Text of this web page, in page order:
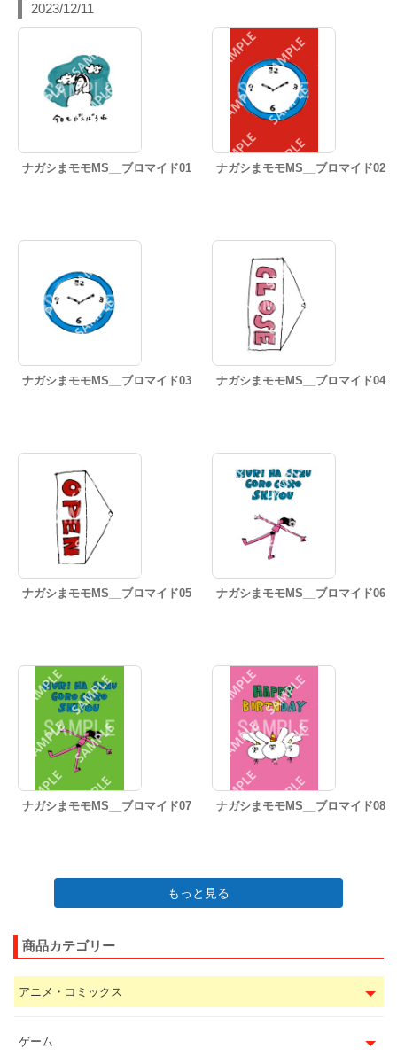
2023/12/11
ナガシまモモMS__ブロマイド01 ナガシまモモMS__ブロマイド02
ナガシまモモMS__ブロマイド03 ナガシまモモMS__ブロマイド04
ナガシまモモMS__ブロマイド05 ナガシまモモMS__ブロマイド06
ナガシまモモMS__ブロマイド07 ナガシまモモMS__ブロマイド08
もっと見る
商品カテゴリー
アニメ・コミックス
ゲーム